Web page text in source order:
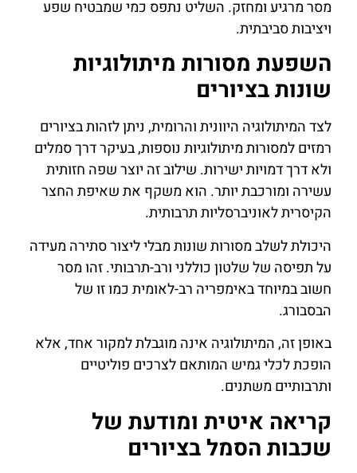
מסר מרגיע ומחזק. השליט נתפס כמי שמבטיח שפע
ויציבות סביבתית.
השפעת מסורות מיתולוגיות
שונות בציורים
לצד המיתולוגיה היוונית והרומית, ניתן לזהות בציורים
רמזים למסורות מיתולוגיות נוספות, בעיקר דרך סמלים
ולא דרך דמויות ישירות. שילוב זה יוצר שפה חזותית
עשירה ומורכבת יותר. הוא משקף את שאיפת החצר
הקיסרית לאוניברסליות תרבותית.
היכולת לשלב מסורות שונות מבלי ליצור סתירה מעידה
על תפיסה של שלטון כוללני ורב-תרבותי. זהו מסר
חשוב במיוחד באימפריה רב-לאומית כמו זו של
הבסבורג.
באופן זה, המיתולוגיה אינה מוגבלת למקור אחד, אלא
הופכת לכלי גמיש המותאם לצרכים פוליטיים
ותרבותיים משתנים.
קריאה איטית ומודעת של
שכבות הסמל בציורים